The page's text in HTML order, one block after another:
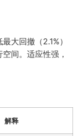
大回撤（2.1%）
间。适应性强，
解释